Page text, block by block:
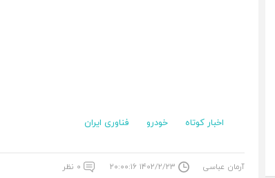
اخبار کوتاه خودرو فناوری ایران
آرمان عباسی ۱۴۰۲/۲/۲۳ ۲۰:۰۰:۱۶ ۰ نظر